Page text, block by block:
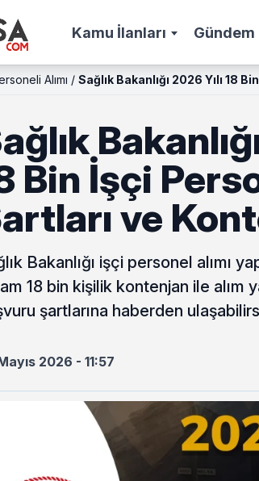
Kamu İlanları Gündem
Alımı / Sağlık Bakanlığı 2026 Yılı 18
Bin İşçi
ve
Bakanlığı işçi personel alımı
18 bin kişilik kontenjan ile alım
şartlarına haberden
2026 - 11:57